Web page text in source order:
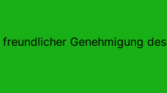
Genehmigung des